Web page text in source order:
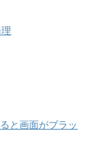
と画面がブラッ